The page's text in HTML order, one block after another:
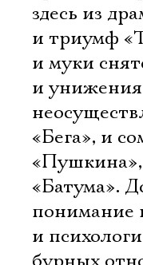
здесь из
и триумф
и муки
и унижения
«Бега», и
«Батума».
понимание
и